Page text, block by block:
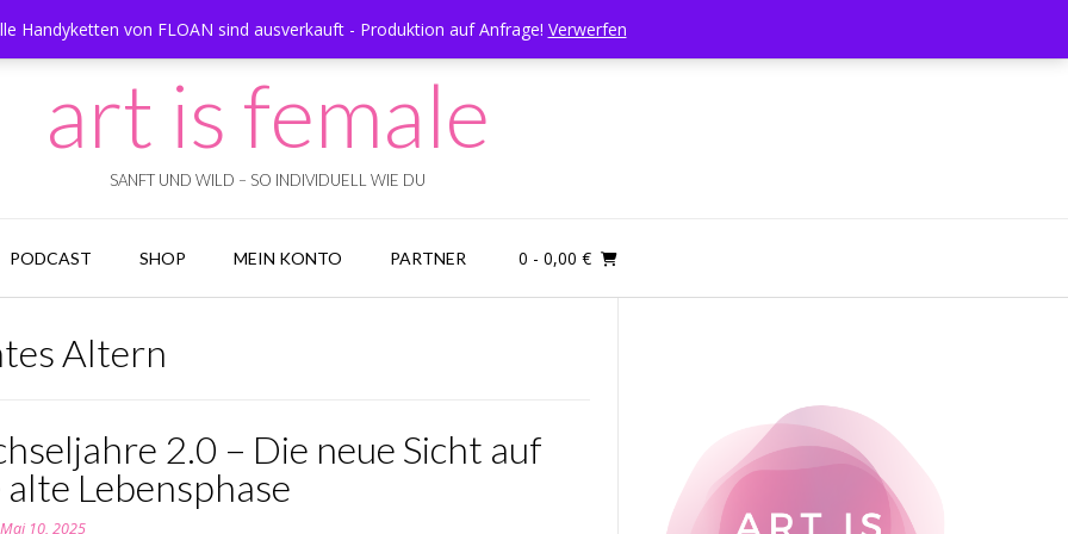
Handyketten von FLOAN sind ausverkauft - Produktion auf Anfrage! Verwerfen
art is female
SANFT UND WILD – SO INDIVIDUELL WIE DU
PODCAST SHOP MEIN KONTO PARTNER 0 - 0,00 €
Altern
2.0 – Die neue Sicht auf
alte Lebensphase
Mai 10, 2025